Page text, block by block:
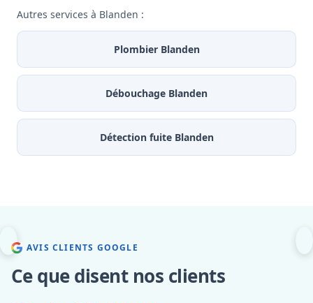
Autres services à Blanden :
Plombier Blanden
Débouchage Blanden
Détection fuite Blanden
AVIS CLIENTS GOOGLE
Ce que disent nos clients